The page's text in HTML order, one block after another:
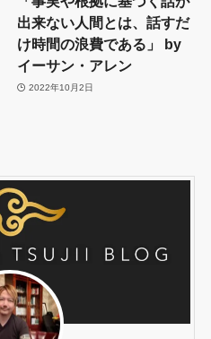
出来ない人間とは、話すだ
け時間の浪費である」 by
イーサン・アレン
2022年10月2日